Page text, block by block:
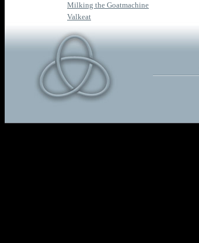
Milking the Goatmachine
Valkeat